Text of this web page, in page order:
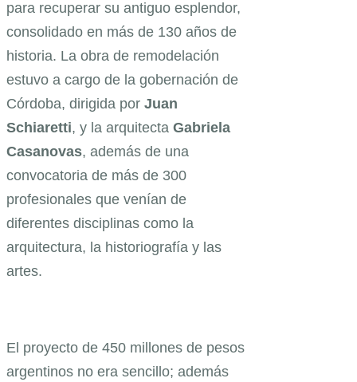
para recuperar su antiguo esplendor,
consolidado en más de 130 años de
historia. La obra de remodelación
estuvo a cargo de la gobernación de
Córdoba, dirigida por Juan
Schiaretti, y la arquitecta Gabriela
Casanovas, además de una
convocatoria de más de 300
profesionales que venían de
diferentes disciplinas como la
arquitectura, la historiografía y las
artes.
El proyecto de 450 millones de pesos
argentinos no era sencillo; además